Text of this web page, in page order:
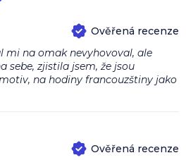
je 5 z 5 hvězdiček.
mi na omak nevyhovoval, ale
sebe, zjistila jsem, že jsou
na hodiny francouzštiny jako
je 5 z 5 hvězdiček.